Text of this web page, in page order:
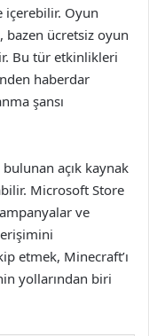
içerebilir. Oyun
bazen ücretsiz oyun
Bu tür etkinlikleri
haberdar
şansı
açık kaynak
Microsoft Store
ve
etmek, Minecraft’ı
yollarından biri